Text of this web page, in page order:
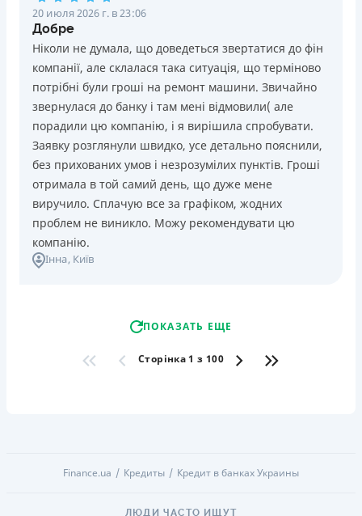
20 июля 2026 г. в 23:06
Добре
Ніколи не думала, що доведеться звертатися до фін
компанії, але склалася така ситуація, що терміново
потрібні були гроші на ремонт машини. Звичайно
звернулася до банку і там мені відмовили( але
порадили цю компанію, і я вирішила спробувати.
Заявку розглянули швидко, усе детально пояснили,
без прихованих умов і незрозумілих пунктів. Гроші
отримала в той самий день, що дуже мене
виручило. Сплачую все за графіком, жодних
проблем не виникло. Можу рекомендувати цю
компанію.
Інна, Київ
ПОКАЗАТЬ ЕЩЕ
Сторінка 1 з 100
Finance.ua Кредиты Кредит в банках Украины
ЛЮДИ ЧАСТО ИЩУТ